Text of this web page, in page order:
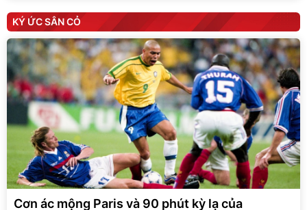
KÝ ỨC SÂN CỎ
Cơn ác mộng Paris và 90 phút kỳ lạ của